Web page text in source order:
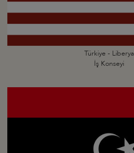
Türkiye - Liberya
İş Konseyi